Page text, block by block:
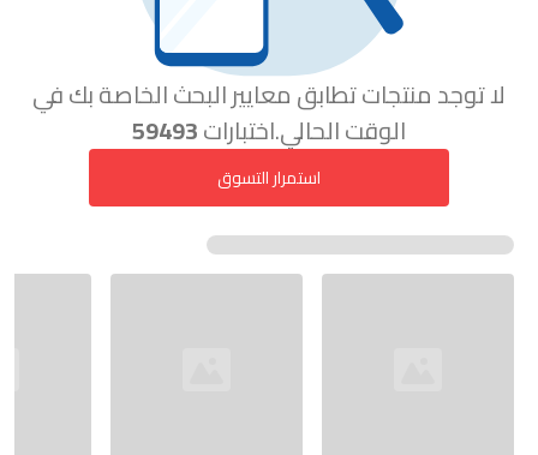
لا توجد منتجات تطابق معايير البحث الخاصة بك في
الوقت الحالي.اختبارات59493
استمرار التسوق